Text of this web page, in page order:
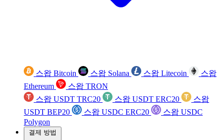
스왑 Bitcoin 스왑 Solana 스왑 Litecoin
스왑
Ethereum
스왑 TRON
스왑 USDT TRC20
스왑 USDT ERC20
스왑
USDT BEP20
스왑 USDC ERC20
스왑 USDC
Polygon
결제 방법